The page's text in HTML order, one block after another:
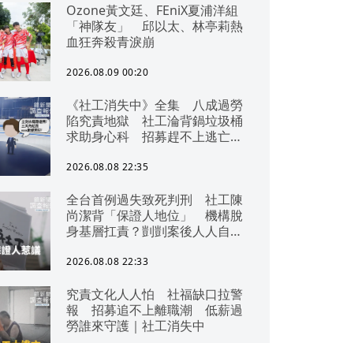
Ozone黃文廷、FEniX夏浦洋組
「神隊友」 邱以太、林亭莉熱
血狂奔殺青淚崩
2026.08.09 00:20
《社工消失中》全集 八成過勞
陷究責地獄 社工淪背鍋垃圾桶
求助身心科 招募趕不上逃亡
回捐黑幕 血汗錢遭剝削
2026.08.08 22:35
全台首例過失致死判刑 社工陳
尚潔背「保證人地位」 機構脫
身基層扛責？剴剴案後人人自危
2026.08.08 22:33
究責文化人人怕 社福缺口拉警
報 招募追不上離職潮 低薪過
勞誰來守護｜社工消失中